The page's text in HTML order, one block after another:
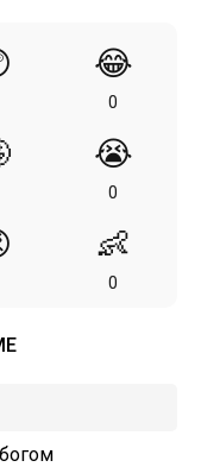
😂
0
😭
0
👶
0